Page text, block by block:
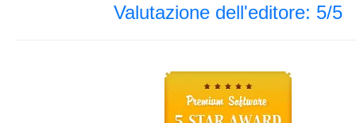
Valutazione dell'editore: 5/5